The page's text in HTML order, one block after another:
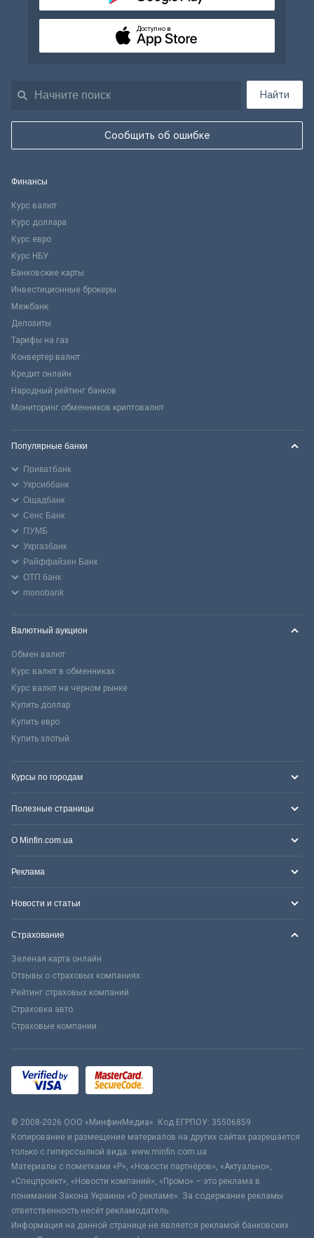
Найти
Сообщить об ошибке
Доступно в
Финансы
Курс валют
Курс доллара
Курс евро
Курс НБУ
Банковские карты
Инвестиционные брокеры
Межбанк
Депозиты
Тарифы на газ
Конвертер валют
Кредит онлайн
Народный рейтинг банков
Мониторинг обменников криптовалют
Популярные банки
Приватбанк
Укрсиббанк
Ощадбанк
Сенс Банк
ПУМБ
Укргазбанк
Райффайзен Банк
ОТП банк
monobank
Валютный аукцион
Обмен валют
Курс валют в обменниках
Курс валют на черном рынке
Купить доллар
Купить евро
Купить злотый
Курсы по городам
Полезные страницы
О Minfin.com.ua
Реклама
Новости и статьи
Страхование
Зеленая карта онлайн
Отзывы о страховых компаниях
Рейтинг страховых компаний
Страховка авто
Страховые компании
© 2008-2026 ООО «МинфинМедиа». Код ЕГРПОУ: 35506859
Копирование и размещение материалов на других сайтах разрешается
только с гиперссылкой вида: www.minfin.com.ua
Материалы с пометками «Р», «Новости партнёров», «Актуально»,
«Спецпроект», «Новости компаний», «Промо» – это реклама в
понимании Закона Украины «О рекламе». За содержание рекламы
ответственность несёт рекламодатель.
Информация на данной странице не является рекламой банковских